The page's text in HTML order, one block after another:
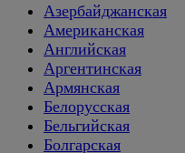
Азербайджанская
Американская
Английская
Аргентинская
Армянская
Белорусская
Бельгийская
Болгарская